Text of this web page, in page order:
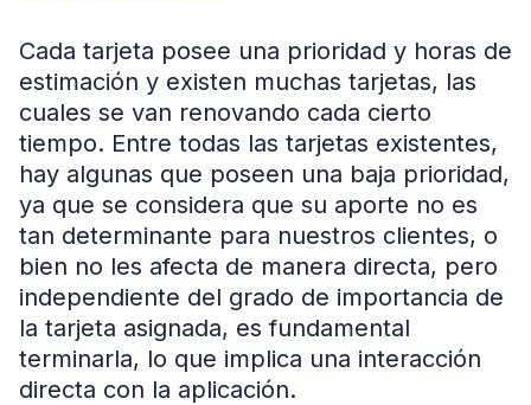
Cada tarjeta posee una prioridad y horas de
estimación y existen muchas tarjetas, las
cuales se van renovando cada cierto
tiempo. Entre todas las tarjetas existentes,
hay algunas que poseen una baja prioridad,
ya que se considera que su aporte no es
tan determinante para nuestros clientes, o
bien no les afecta de manera directa, pero
independiente del grado de importancia de
la tarjeta asignada, es fundamental
terminarla, lo que implica una interacción
directa con la aplicación.